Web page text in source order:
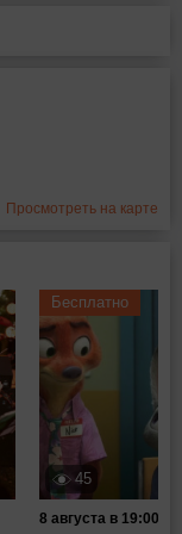
Просмотреть на карте
Бесплатно
45
8 августа в 19:00